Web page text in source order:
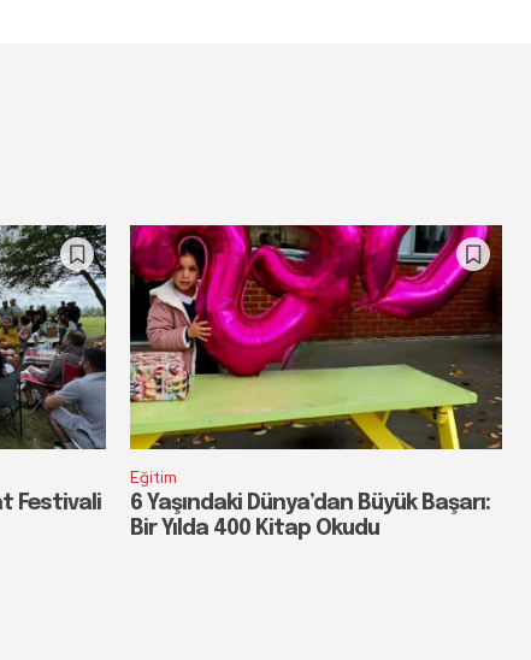
Festivali
Eğitim
6 Yaşındaki Dünya’dan Büyük Başarı:
Bir Yılda 400 Kitap Okudu